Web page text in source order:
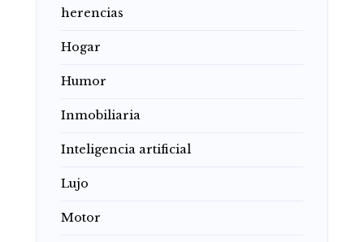
herencias
Hogar
Humor
Inmobiliaria
Inteligencia artificial
Lujo
Motor